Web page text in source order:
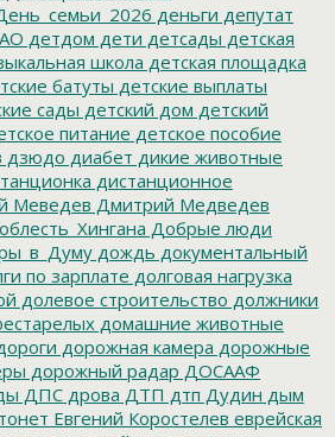
деньги депутат
детдом дети детсады детская
школа детская площадка
батуты детские выплаты
сады детский дом детский
питание детское пособие
дзюдо диабет дикие животные
дистанционное
Меведев Дмитрий Медведев
Добрые люди
дождь документальный
по зарплате долговая нагрузка
долевое строительство должники
домашние животные
дорожная камера дорожные
дорожный радар ДОСААФ
ДПС дрова ДТП дтп Дудин дым
Евгений Коростелев еврейская